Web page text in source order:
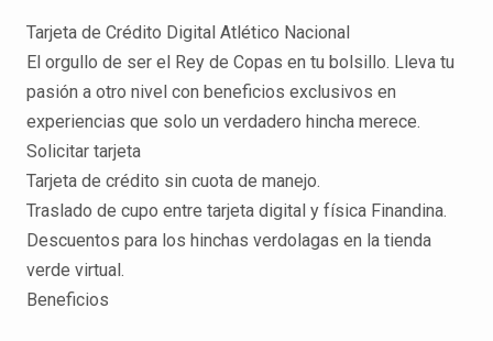
Tarjeta de Crédito Digital Atlético Nacional
El orgullo de ser el Rey de Copas en tu bolsillo. Lleva tu
pasión a otro nivel con beneficios exclusivos en
experiencias que solo un verdadero hincha merece.
Solicitar tarjeta
Tarjeta de crédito sin cuota de manejo.
Traslado de cupo entre tarjeta digital y física Finandina.
Descuentos para los hinchas verdolagas en la tienda
verde virtual.
Beneficios